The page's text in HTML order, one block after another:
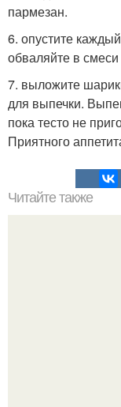
пармезан.
6. опустите
обваляйте в
7. выложите
для выпечки.
пока тесто не
Приятного
Читайте также